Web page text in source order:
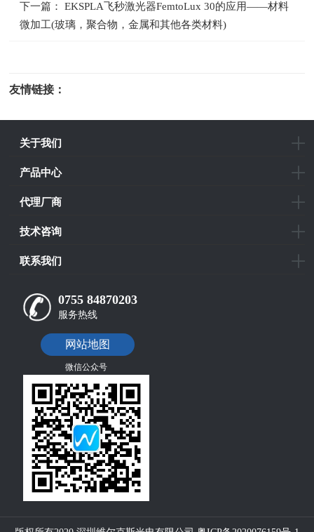
下一篇： EKSPLA飞秒激光器FemtoLux 30的应用——材料
微加工(玻璃，聚合物，金属和其他各类材料)
友情链接：
关于我们
产品中心
代理厂商
技术咨询
联系我们
0755 84870203
服务热线
网站地图
微信公众号